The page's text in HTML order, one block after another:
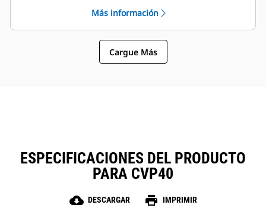
Más información
Cargue Más
ESPECIFICACIONES DEL PRODUCTO
PARA CVP40
cloud_download DESCARGAR print IMPRIMIR